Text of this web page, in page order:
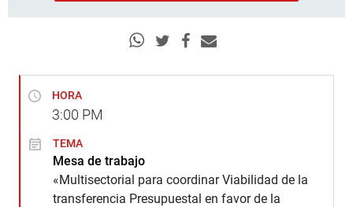
HORA
3:00 PM
TEMA
Mesa de trabajo
«Multisectorial para coordinar Viabilidad de la
transferencia Presupuestal en favor de la